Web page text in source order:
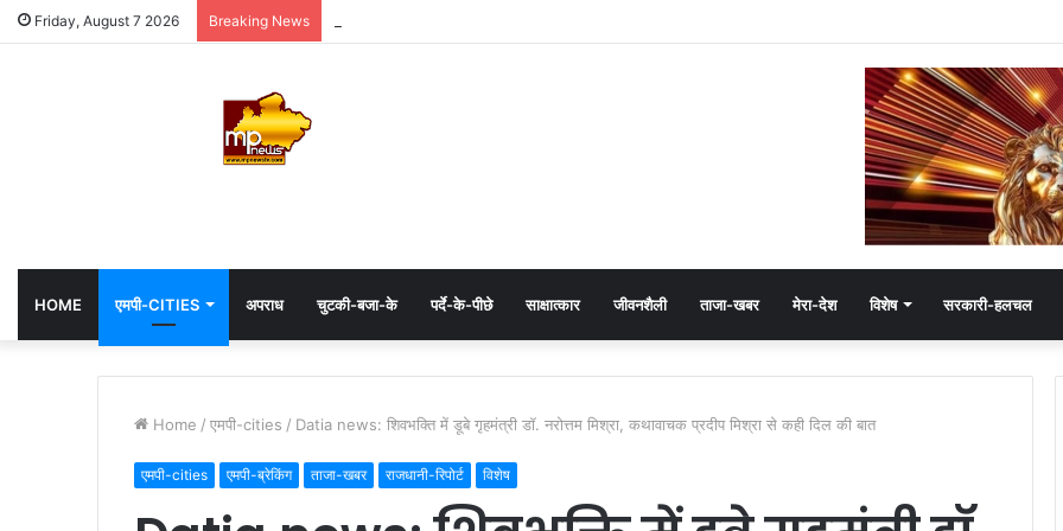
Friday, August 7 2026 Breaking News
HOME एमपी-CITIES अपराध चुटकी-बजा-के पर्दे-के-पीछे साक्षात्कार जीवनशैली ताजा-खबर मेरा-देश विशेष सरकारी-हलचल
Home / एमपी-cities / Datia news: शिवभक्ति में डूबे गृहमंत्री डॉ. नरोत्तम मिश्रा, कथावाचक प्रदीप मिश्रा से कही दिल की बात
एमपी-cities एमपी-ब्रेकिंग ताजा-खबर राजधानी-रिपोर्ट विशेष